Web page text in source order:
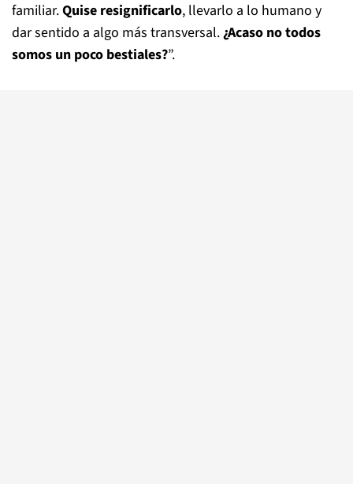
familiar.Quise resignificarlo, llevarlo a lo humano y
dar sentido a algo más transversal.¿Acaso no todos
somos un poco bestiales?”.